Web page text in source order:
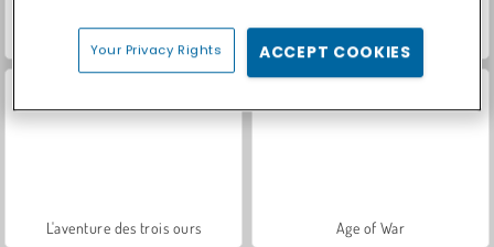
L'aventure des trois ours Age of War
Your Privacy Rights ACCEPT COOKIES